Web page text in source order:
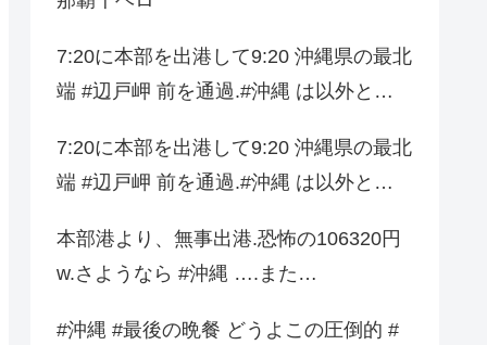
7:20に本部を出港して9:20 沖縄県の最北
端 #辺戸岬 前を通過.#沖縄 は以外と…
7:20に本部を出港して9:20 沖縄県の最北
端 #辺戸岬 前を通過.#沖縄 は以外と…
本部港より、無事出港.恐怖の106320円
w.さようなら #沖縄 ….また…
#沖縄 #最後の晩餐 どうよこの圧倒的 #